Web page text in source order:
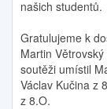
našich studentů.
Gratulujeme k
Martin
soutěži umístil
Václav Kučina z
z 8.O.